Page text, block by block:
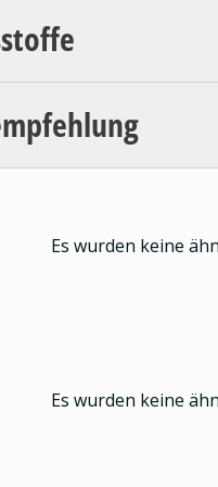
Es wurden keine
Es wurden keine